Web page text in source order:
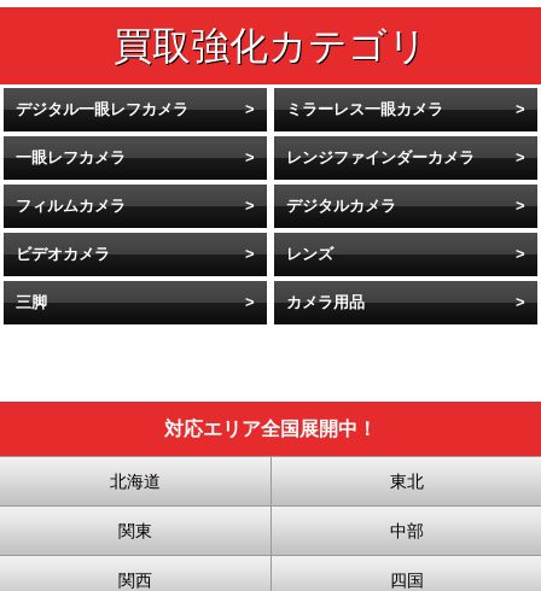
デジタル一眼レフカメラ ミラーレス一眼カメラ
一眼レフカメラ レンジファインダーカメラ
フィルムカメラ デジタルカメラ
ビデオカメラ レンズ
三脚 カメラ用品
対応エリア全国展開中！
北海道 東北
関東 中部
関西 四国